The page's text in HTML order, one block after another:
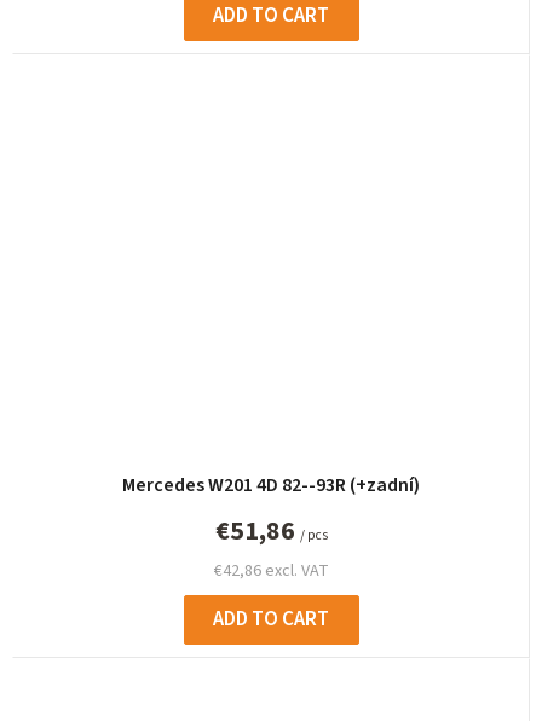
ADD TO CART
Mercedes W201 4D 82--93R (+zadní)
€42,86 excl. VAT
€51,86 / pcs
ADD TO CART